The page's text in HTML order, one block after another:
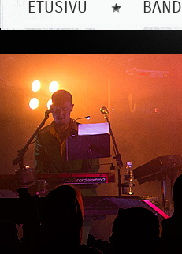
ETUSIVU BÄNDI